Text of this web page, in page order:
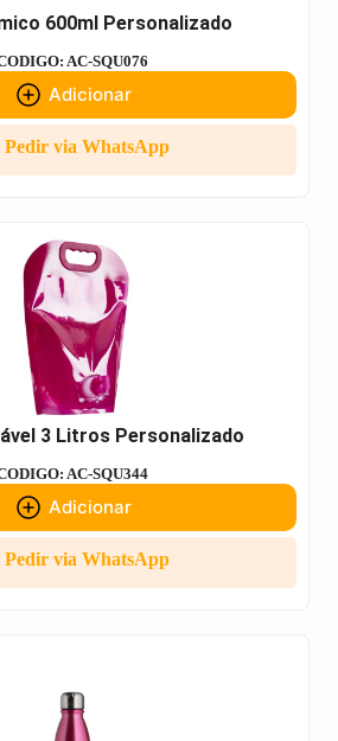
600ml Personalizado
AC-SQU076
Adicionar
Pedir via WhatsApp
3 Litros Personalizado
AC-SQU344
Adicionar
Pedir via WhatsApp